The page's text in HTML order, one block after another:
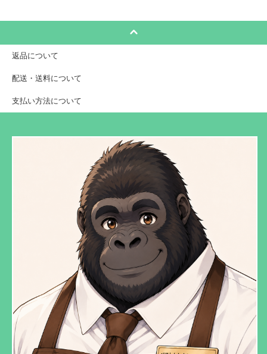
返品について
配送・送料について
支払い方法について